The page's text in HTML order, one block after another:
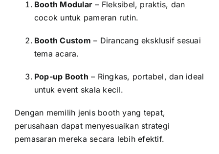
Booth Modular – Fleksibel, praktis, dan
cocok untuk pameran rutin.
Booth Custom – Dirancang eksklusif sesuai
tema acara.
Pop-up Booth – Ringkas, portabel, dan ideal
untuk event skala kecil.
Dengan memilih jenis booth yang tepat,
perusahaan dapat menyesuaikan strategi
pemasaran mereka secara lebih efektif.